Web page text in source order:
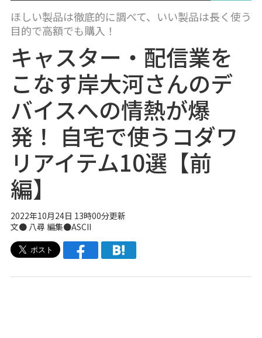
ほしい製品は徹底的に調べて、いい製品は長く使う
目的で高額でも購入！
キャスター・配信業を
こなす岸大河さんのデ
バイスへの情熱が爆
発！ 自宅で使うコダワ
リアイテム10選【前
編】
2022年10月24日 13時00分更新
文● 八尋 編集●ASCII